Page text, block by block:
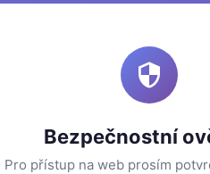
Bezpečnostní
Pro přístup na web prosím